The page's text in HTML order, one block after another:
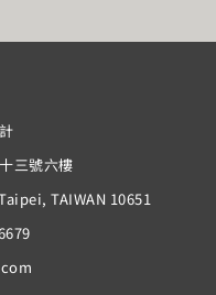
三號六樓
TAIWAN 10651